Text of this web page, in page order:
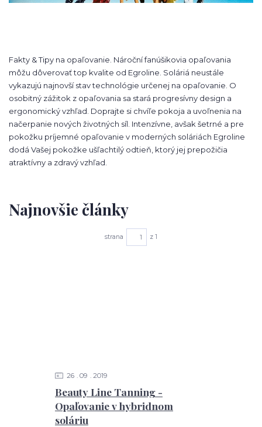
Fakty & Tipy na opaľovanie. Nároční fanúšikovia opaľovania
môžu dôverovať top kvalite od Egroline. Soláriá neustále
vykazujú najnovší stav technológie určenej na opaľovanie. O
osobitný zážitok z opaľovania sa stará progresívny design a
ergonomický vzhľad. Doprajte si chvíľe pokoja a uvoľnenia na
načerpanie nových životných síl. Intenzívne, avšak šetrné a pre
pokožku príjemné opaľovanie v moderných soláriách Egroline
dodá Vašej pokožke ušľachtilý odtieň, ktorý jej prepožičia
atraktívny a zdravý vzhľad.
Najnovšie články
strana z 1
Beauty Line Tanning -
Opaľovanie v hybridnom
soláriu
26 09 2019